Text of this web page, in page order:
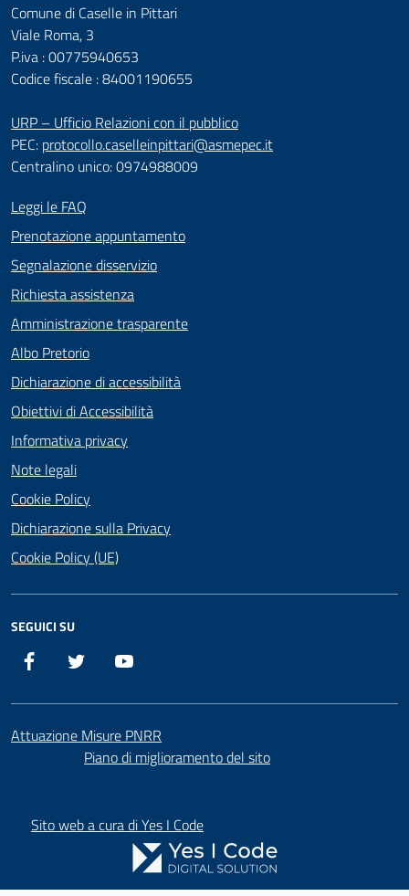
Comune di Caselle in Pittari
Viale Roma, 3
P.iva : 00775940653
Codice fiscale : 84001190655
URP – Ufficio Relazioni con il pubblico
PEC: protocollo.caselleinpittari@asmepec.it
Centralino unico: 0974988009
Leggi le FAQ
Prenotazione appuntamento
Segnalazione disservizio
Richiesta assistenza
Amministrazione trasparente
Albo Pretorio
Dichiarazione di accessibilità
Obiettivi di Accessibilità
Informativa privacy
Note legali
Cookie Policy
Dichiarazione sulla Privacy
Cookie Policy (UE)
SEGUICI SU
Facebook Twitter
Attuazione Misure PNRR
Piano di miglioramento del sito
Sito web a cura di Yes I Code